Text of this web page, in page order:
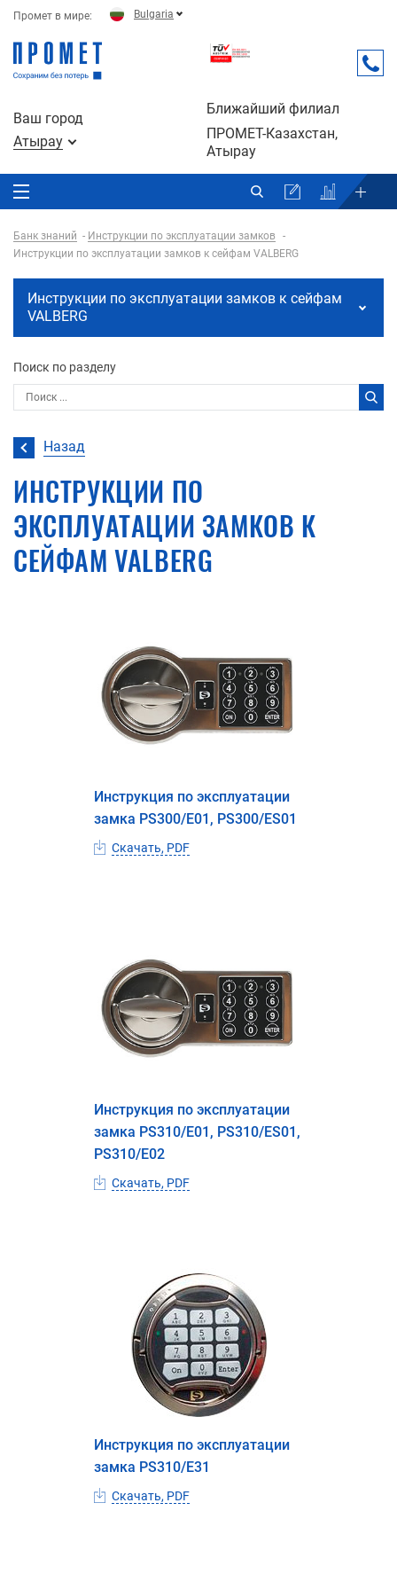
Промет в мире: Bulgaria
Ваш город
Атырау
Ближайший филиал
ПРОМЕТ-Казахстан,
Атырау
Банк знаний
Инструкции по эксплуатации замков
Инструкции по эксплуатации замков к сейфам VALBERG
Инструкции по эксплуатации замков к сейфам
VALBERG
Поиск по разделу
Назад
ИНСТРУКЦИИ ПО
ЭКСПЛУАТАЦИИ ЗАМКОВ К
СЕЙФАМ VALBERG
Инструкция по эксплуатации
замка PS300/E01, PS300/ES01
Скачать, PDF
Инструкция по эксплуатации
замка PS310/E01, PS310/ES01,
PS310/E02
Скачать, PDF
Инструкция по эксплуатации
замка PS310/E31
Скачать, PDF